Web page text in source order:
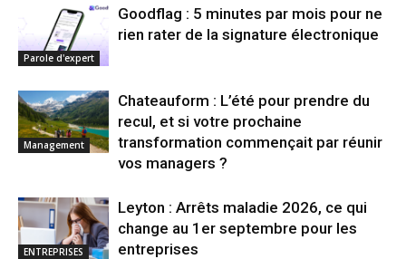
Parole d'expert
Goodflag : 5 minutes par mois pour ne
rien rater de la signature électronique
Management
Chateauform : L’été pour prendre du
recul, et si votre prochaine
transformation commençait par réunir
vos managers ?
ENTREPRISES
Leyton : Arrêts maladie 2026, ce qui
change au 1er septembre pour les
entreprises